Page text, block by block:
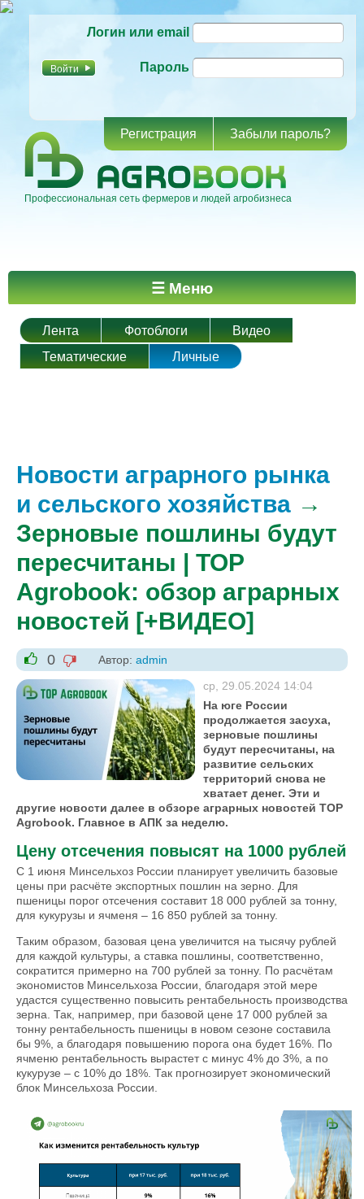
основному
Логин или email
Пароль
Регистрация Забыли пароль?
Профессиональная сеть фермеров и людей агробизнеса
Главное меню ☰ Меню
Лента Фотоблоги
Видео
Тематические
Личные
Новости аграрного рынка
и сельского хозяйства →
Зерновые пошлины будут
пересчитаны | TOP
Agrobook: обзор аграрных
новостей [+ВИДЕО]
+1
0
-1
Автор: admin
ср, 29.05.2024 14:04
На юге России
продолжается засуха,
зерновые пошлины
будут пересчитаны, на
развитие сельских
территорий снова не
хватает денег. Эти и
другие новости далее в обзоре аграрных новостей TOP
Agrobook. Главное в АПК за неделю.
Цену отсечения повысят на 1000 рублей
С 1 июня Минсельхоз России планирует увеличить базовые
цены при расчёте экспортных пошлин на зерно. Для
пшеницы порог отсечения составит 18 000 рублей за тонну,
для кукурузы и ячменя – 16 850 рублей за тонну.
Таким образом, базовая цена увеличится на тысячу рублей
для каждой культуры, а ставка пошлины, соответственно,
сократится примерно на 700 рублей за тонну. По расчётам
экономистов Минсельхоза России, благодаря этой мере
удастся существенно повысить рентабельность производства
зерна. Так, например, при базовой цене 17 000 рублей за
тонну рентабельность пшеницы в новом сезоне составила
бы 9%, а благодаря повышению порога она будет 16%. По
ячменю рентабельность вырастет с минус 4% до 3%, а по
кукурузе – с 10% до 18%. Так прогнозирует экономический
блок Минсельхоза России.